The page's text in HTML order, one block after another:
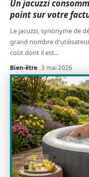
Un jacuzzi
point sur votre
Le jacuzzi, synonyme de
grand nombre
coût dont il est…
Bien-être 3 mai 2026